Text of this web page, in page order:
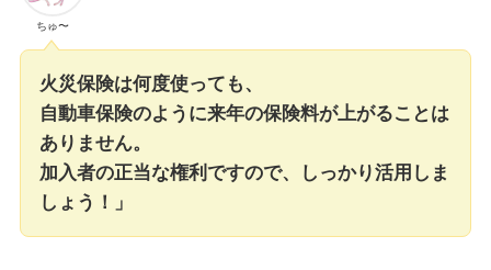
ちゅ〜
火災保険は何度使っても、
自動車保険のように来年の保険料が上がることは
ありません。
加入者の正当な権利ですので、しっかり活用しま
しょう！」